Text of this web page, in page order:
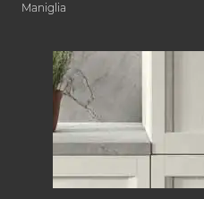
Maniglia